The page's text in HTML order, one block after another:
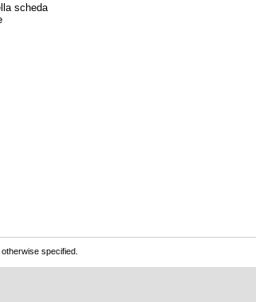
scheda
specified.